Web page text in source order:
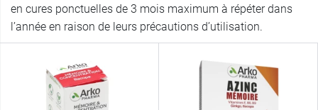
en cures ponctuelles de 3 mois maximum à répéter dans
l’année en raison de leurs précautions d’utilisation.